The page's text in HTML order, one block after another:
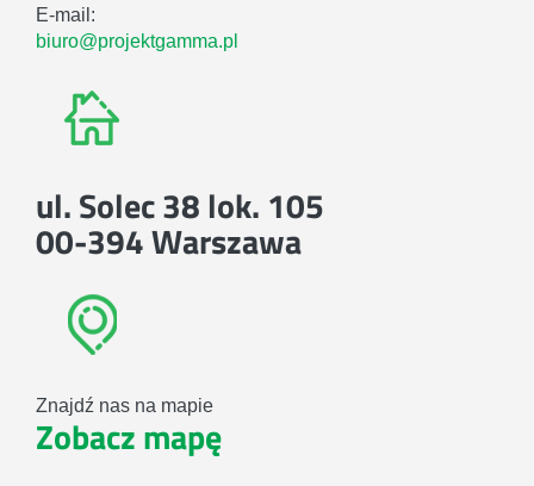
E-mail:
biuro@projektgamma.pl
ul. Solec 38 lok. 105
00-394 Warszawa
Znajdź nas na mapie
Zobacz mapę